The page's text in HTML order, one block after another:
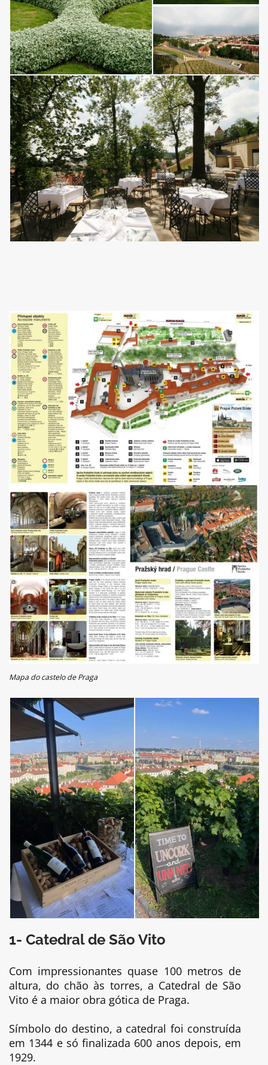
Mapa do castelo de Praga
1- Catedral de São Vito
Com impressionantes quase 100 metros de
altura, do chão às torres, a Catedral de São
Vito é a maior obra gótica de Praga.
Símbolo do destino, a catedral foi construída
em 1344 e só finalizada 600 anos depois, em
1929.